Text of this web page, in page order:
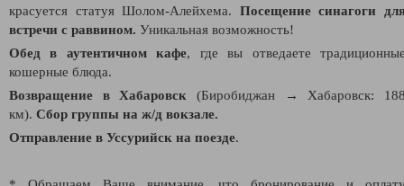
красуется статуя Шолом-Алейхема. Посещение синагоги
встречи с раввином. Уникальная возможность!
Обед в аутентичном кафе, где вы отведаете
кошерные блюда.
Возвращение в Хабаровск (Биробиджан →
Хабаровск:
км). Сбор группы на ж/д вокзале.
Отправление в Уссурийск на поезде.